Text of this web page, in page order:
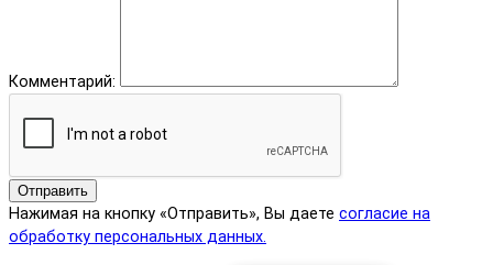
Комментарий:
Отправить
Нажимая на кнопку «Отправить», Вы даете согласие на
обработку персональных данных.